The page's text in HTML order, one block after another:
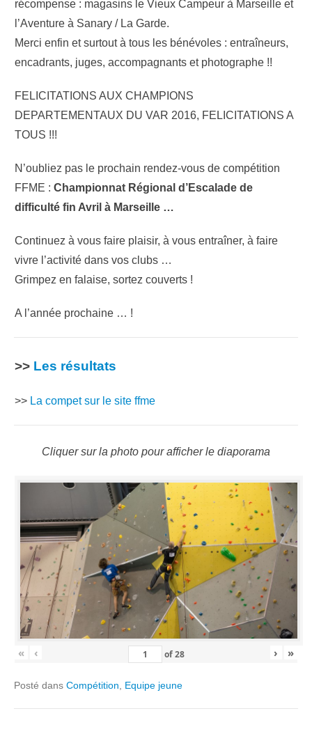
récompense : magasins le Vieux Campeur à Marseille et
l’Aventure à Sanary / La Garde.
Merci enfin et surtout à tous les bénévoles : entraîneurs,
encadrants, juges, accompagnants et photographe !!
FELICITATIONS AUX CHAMPIONS
DEPARTEMENTAUX DU VAR 2016, FELICITATIONS A
TOUS !!!
N’oubliez pas le prochain rendez-vous de compétition
FFME : Championnat Régional d’Escalade de
difficulté fin Avril à Marseille …
Continuez à vous faire plaisir, à vous entraîner, à faire
vivre l’activité dans vos clubs …
Grimpez en falaise, sortez couverts !
A l’année prochaine … !
>> Les résultats
>> La compet sur le site ffme
Cliquer sur la photo pour afficher le diaporama
« ‹ of28 › »
Posté dans Compétition Equipe jeune